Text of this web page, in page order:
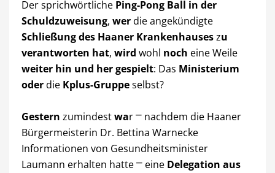
Der sprichwörtliche Ping-Pong Ball in der
Schuldzuweisung, werdie angekündigte
Schließung des Haaner Krankenhauseszu
verantworten hat, wird wohl noch eine Weile
weiter hin und her gespielt: Das Ministerium
oderdie Kplus-Gruppeselbst?
Gestern zumindestwar⎻ nachdem die Haaner
Bürgermeisterin Dr. Bettina Warnecke
Informationen von Gesundheitsminister
Laumann erhalten hatte⎻ eine Delegation aus